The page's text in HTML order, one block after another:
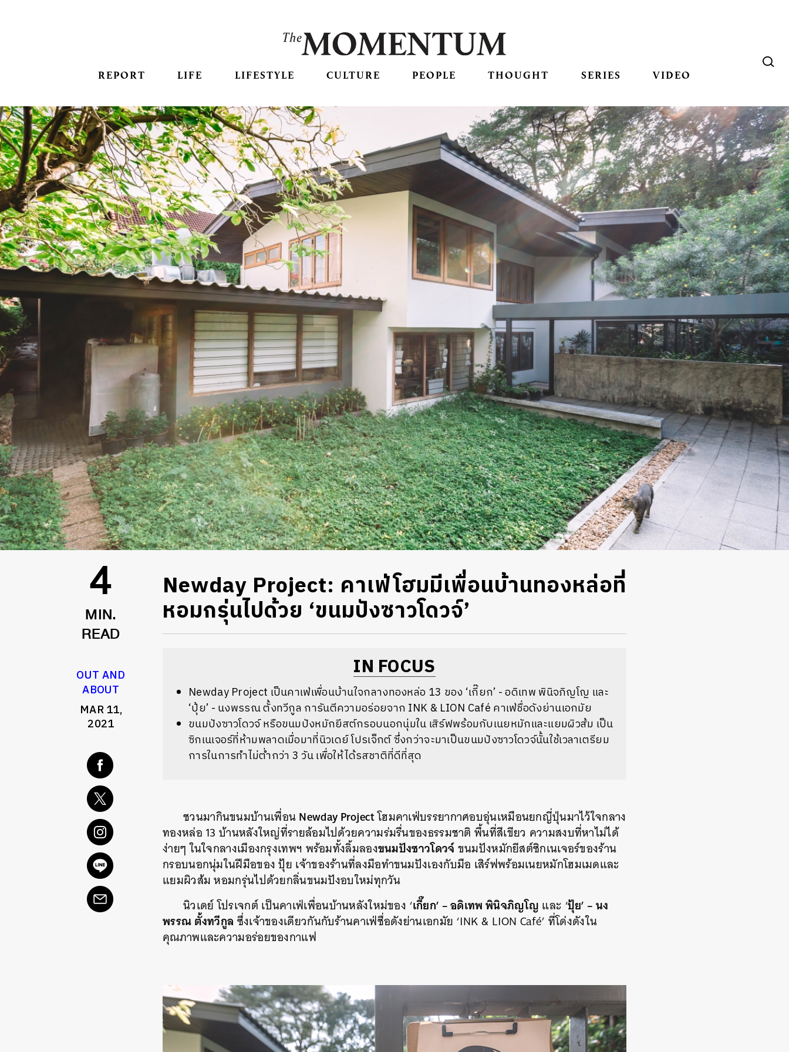
REPORT LIFE LIFESTYLE CULTURE PEOPLE THOUGHT SERIES VIDEO
4
MIN.
READ
OUT AND
ABOUT
MAR 11,
2021
Newday Project: คาเฟ่โฮมมีเพื่อนบ้านทองหล่อที่
หอมกรุ่นไปด้วย ‘ขนมปังซาวโดวจ์’
IN FOCUS
Newday Project เป็นคาเฟ่เพื่อนบ้านใจกลางทองหล่อ 13 ของ ‘เกี๊ยก’ - อดิเทพ พินิจภิญโญ และ
‘ปุ้ย’ - นงพรรณ ตั้งทวีกูล การันตีความอร่อยจาก INK & LION Café คาเฟ่ชื่อดังย่านเอกมัย
ขนมปังซาวโดวจ์หรือขนมปังหมักยีสต์กรอบนอกนุ่มใน เสิร์ฟพร้อมกับเนยหมักและแยมผิวส้ม เป็น
ซิกเนเจอร์ที่ห้ามพลาดเมื่อมาที่นิวเดย์ โปรเจ็กต์ ซึ่งกว่าจะมาเป็นขนมปังซาวโดวจ์นั้นใช้เวลาเตรียม
การในการทำไม่ต่ำกว่า 3 วัน เพื่อให้ได้รสชาติที่ดีที่สุด
ชวนมากินขนมบ้านเพื่อนNewday Projectโฮมคาเฟ่บรรยากาศอบอุ่นเหมือนยกญี่ปุ่นมาไว้ใจกลาง
ทองหล่อ 13 บ้านหลังใหญ่ที่รายล้อมไปด้วยความร่มรื่นของธรรมชาติพื้นที่สีเขียว ความสงบที่หาไม่ได้
ง่ายๆ ในใจกลางเมืองกรุงเทพฯ พร้อมทั้งลิ้มลองขนมปังซาวโดวจ์ขนมปังหมักยีสต์ซิกเนเจอร์ของร้าน
กรอบนอกนุ่มในฝีมือของปุ้ย เจ้าของร้านที่ลงมือทำขนมปังเองกับมือ เสิร์ฟพร้อมเนยหมักโฮมเมดและ
แยมผิวส้ม หอมกรุ่นไปด้วยกลิ่นขนมปังอบใหม่ทุกวัน
นิวเดย์ โปรเจกต์ เป็นคาเฟ่เพื่อนบ้านหลังใหม่ของ ‘เกี๊ยก’ – อดิเทพ พินิจภิญโญ และ ‘ปุ้ย’ – นง
พรรณ ตั้งทวีกูล ซึ่งเจ้าของเดียวกันกับร้านคาเฟ่ชื่อดังย่านเอกมัย ‘INK & LION Café’ ที่โด่งดังใน
คุณภาพและความอร่อยของกาแฟ